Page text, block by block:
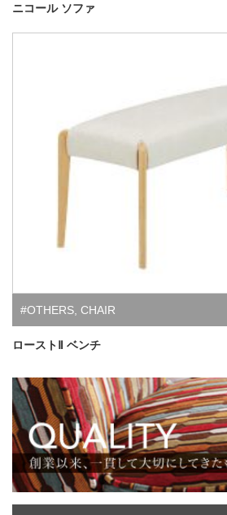
ニコール ソファ
#OTHERS CHAIR
ローストⅡ ベンチ